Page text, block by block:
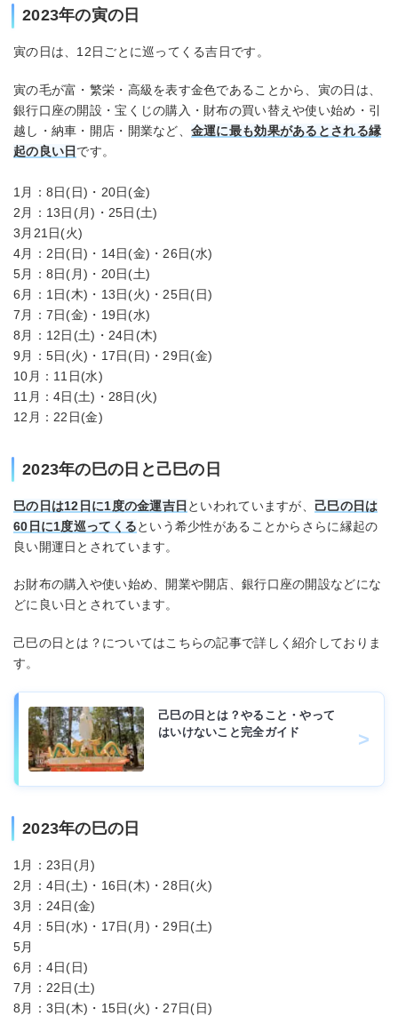
2023年の寅の日
寅の日は、12日ごとに巡ってくる吉日です。
寅の毛が富・繁栄・高級を表す金色であることから、寅の日は、
銀行口座の開設・宝くじの購入・財布の買い替えや使い始め・引
越し・納車・開店・開業など、 金運に最も効果があるとされる縁
起の良い日 です。
1月：8日(日)・20日(金)
2月：13日(月)・25日(土)
3月21日(火)
4月：2日(日)・14日(金)・26日(水)
5月：8日(月)・20日(土)
6月：1日(木)・13日(火)・25日(日)
7月：7日(金)・19日(水)
8月：12日(土)・24日(木)
9月：5日(火)・17日(日)・29日(金)
10月：11日(水)
11月：4日(土)・28日(火)
12月：22日(金)
2023年の巳の日と己巳の日
巳の日は12日に1度の金運吉日 といわれていますが、己巳の日は
60日に1度巡ってくるという希少性があることからさらに縁起の
良い開運日とされています。
お財布の購入や使い始め、開業や開店、銀行口座の開設などにな
どに良い日とされています。
己巳の日とは？についてはこちらの記事で詳しく紹介しておりま
す。
己巳の日とは？やること・やって
はいけないこと完全ガイド
2023年の巳の日
1月：23日(月)
2月：4日(土)・16日(木)・28日(火)
3月：24日(金)
4月：5日(水)・17日(月)・29日(土)
5月
6月：4日(日)
7月：22日(土)
8月：3日(木)・15日(火)・27日(日)